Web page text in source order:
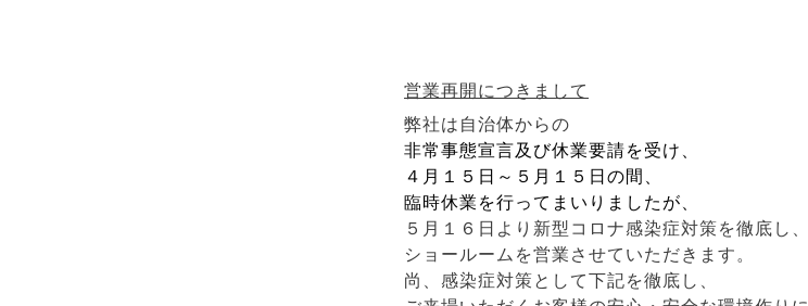
営業再開につきまして
弊社は 自治体からの
非常事態宣言及び休業要請を受け、
４月１５日～５月１５日の間、
臨時休業を行ってまいりましたが、
５月１６日より新型コロナ感染症対策を徹底し、
ショールームを営業させていただきます。
尚、感染症対策として下記を徹底し、